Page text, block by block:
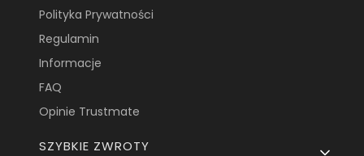
Polityka Prywatności
Regulamin
Informacje
FAQ
Opinie Trustmate
SZYBKIE ZWROTY